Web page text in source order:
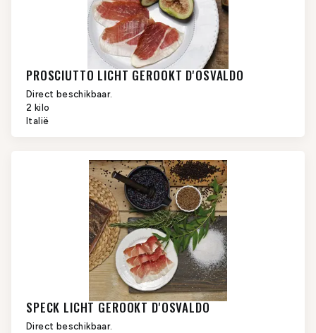
PROSCIUTTO LICHT GEROOKT D'OSVALDO
Direct beschikbaar.
2 kilo
Italië
SPECK LICHT GEROOKT D'OSVALDO
Direct beschikbaar.